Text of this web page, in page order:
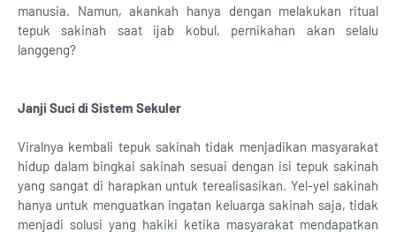
manusia. Namun, akankah hanya dengan melakukan ritual
tepuk sakinah saat ijab kobul, pernikahan akan selalu
langgeng?
Janji Suci di Sistem Sekuler
Viralnya kembali tepuk sakinah tidak menjadikan masyarakat
hidup dalam bingkai sakinah sesuai dengan isi tepuk sakinah
yang sangat di harapkan untuk terealisasikan. Yel-yel sakinah
hanya untuk menguatkan ingatan keluarga sakinah saja, tidak
menjadi solusi yang hakiki ketika masyarakat mendapatkan